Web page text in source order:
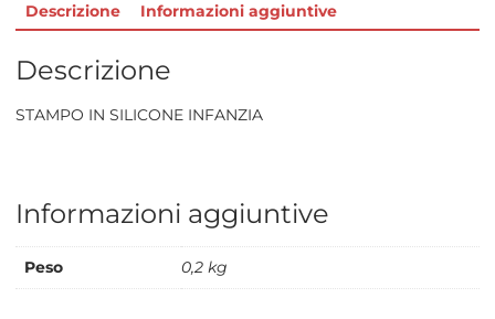
Descrizione Informazioni aggiuntive
Descrizione
STAMPO IN SILICONE INFANZIA
Informazioni aggiuntive
Peso 0,2 kg